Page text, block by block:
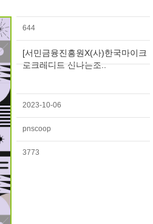
644
[서민금융진흥원X(사)한국마이크
로크레디트 신나는조..
2023-10-06
pnscoop
3773